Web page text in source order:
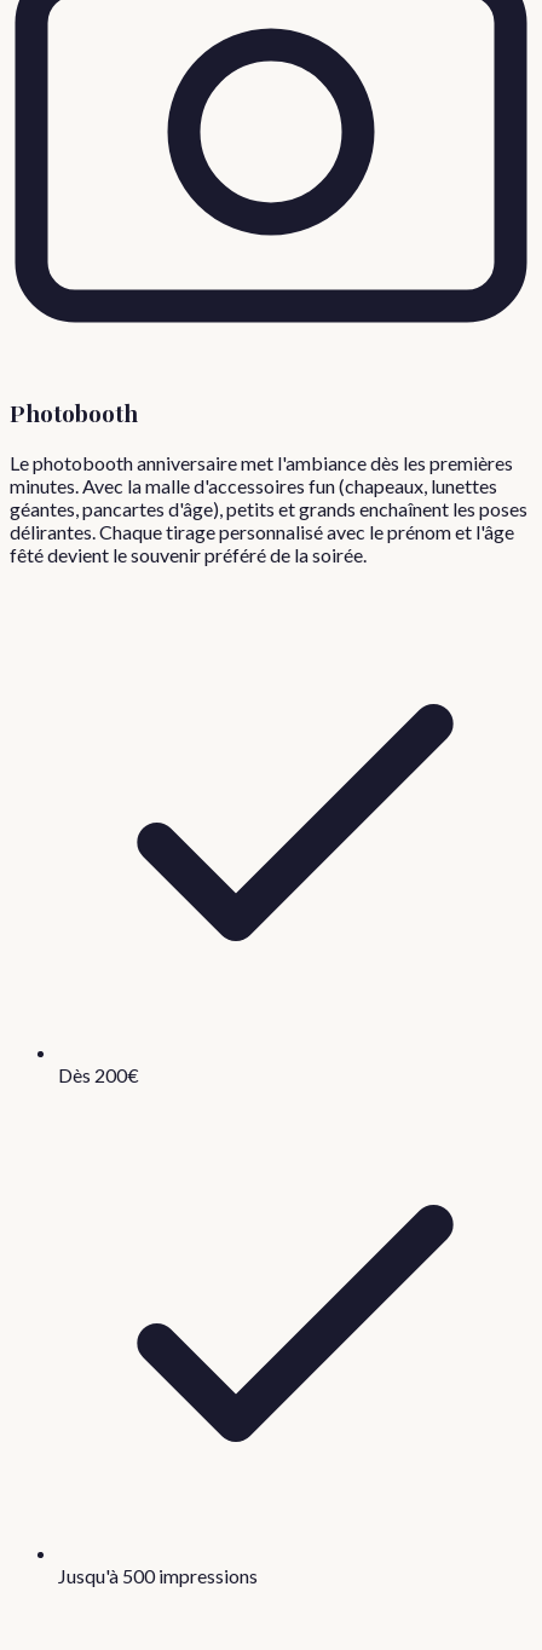
Photobooth
Le photobooth anniversaire met l'ambiance dès les premières
minutes. Avec la malle d'accessoires fun (chapeaux, lunettes
géantes, pancartes d'âge), petits et grands enchaînent les poses
délirantes. Chaque tirage personnalisé avec le prénom et l'âge
fêté devient le souvenir préféré de la soirée.
Dès 200€
Jusqu'à 500 impressions